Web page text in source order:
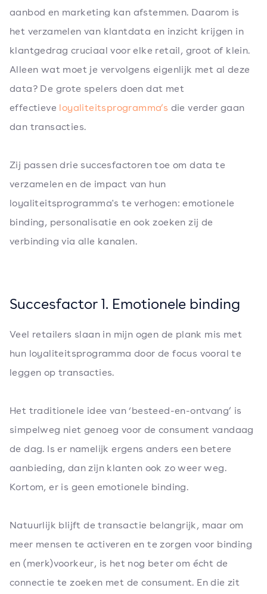
aanbod en marketing kan afstemmen. Daarom is
het verzamelen van klantdata en inzicht krijgen in
klantgedrag cruciaal voor elke retail, groot of klein.
Alleen wat moet je vervolgens eigenlijk met al deze
data? De grote spelers doen dat met
effectieve loyaliteitsprogramma’s die verder gaan
dan transacties.
Zij passen drie succesfactoren toe om data te
verzamelen en de impact van hun
loyaliteitsprogramma's te verhogen: emotionele
binding, personalisatie en ook zoeken zij de
verbinding via alle kanalen.
Succesfactor 1. Emotionele binding
Veel retailers slaan in mijn ogen de plank mis met
hun loyaliteitsprogramma door de focus vooral te
leggen op transacties.
Het traditionele idee van ‘besteed-en-ontvang’ is
simpelweg niet genoeg voor de consument vandaag
de dag. Is er namelijk ergens anders een betere
aanbieding, dan zijn klanten ook zo weer weg.
Kortom, er is geen emotionele binding.
Natuurlijk blijft de transactie belangrijk, maar om
meer mensen te activeren en te zorgen voor binding
en (merk)voorkeur, is het nog beter om écht de
connectie te zoeken met de consument. En die zit